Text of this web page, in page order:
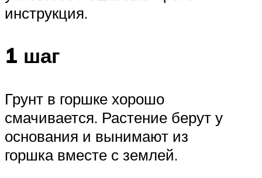
инструкция.
1 шаг
Грунт в горшке хорошо
смачивается. Растение берут у
основания и вынимают из
горшка вместе с землей.